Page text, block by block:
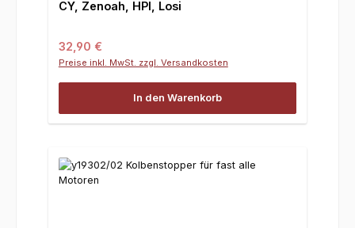
CY, Zenoah, HPI, Losi
Regulärer Preis:
32,90 €
Preise inkl. MwSt. zzgl. Versandkosten
In den Warenkorb